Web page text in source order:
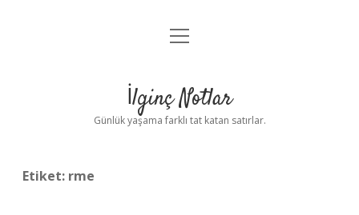
Anasayfa
Yasal Uyarı
menüyü
İlginç Notlar
Günlük yaşama farklı tat katan satırlar.
Etiket: rme